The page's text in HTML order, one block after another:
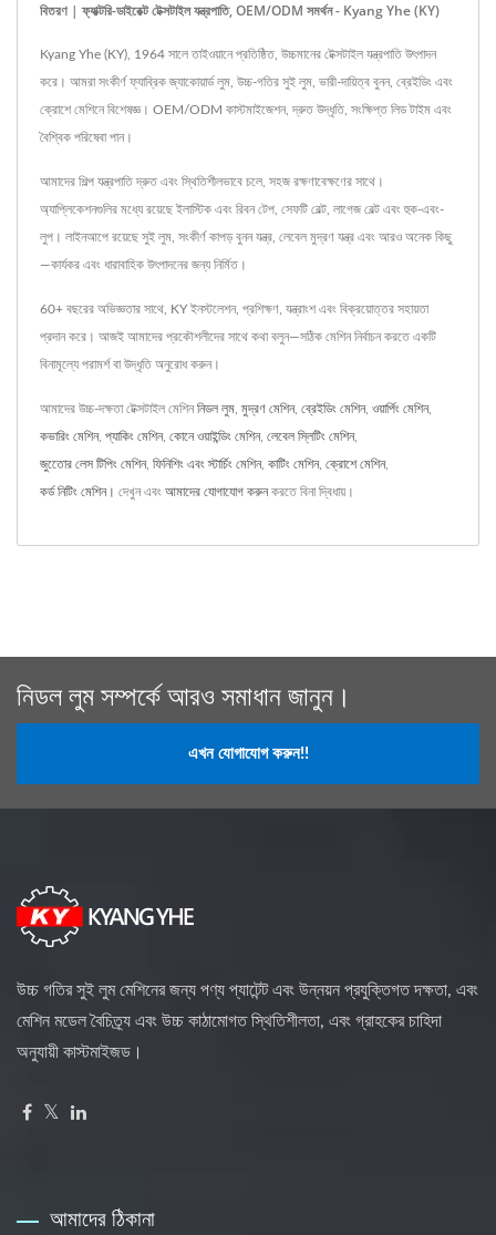
বিতরণ | ফ্যাক্টরি-ডাইরেক্ট টেক্সটাইল যন্ত্রপাতি, OEM/ODM সমর্থন - Kyang Yhe (KY)
Kyang Yhe (KY), 1964 সালে তাইওয়ানে প্রতিষ্ঠিত, উচ্চমানের টেক্সটাইল যন্ত্রপাতি উৎপাদন
করে। আমরা সংকীর্ণ ফ্যাব্রিক জ্যাকোয়ার্ড লুম, উচ্চ-গতির সুই লুম, ভারী-দায়িত্ব বুনন, ব্রেইডিং এবং
ক্রোশে মেশিনে বিশেষজ্ঞ। OEM/ODM কাস্টমাইজেশন, দ্রুত উদ্ধৃতি, সংক্ষিপ্ত লিড টাইম এবং
বৈশ্বিক পরিষেবা পান।
আমাদের শিল্প যন্ত্রপাতি দ্রুত এবং স্থিতিশীলভাবে চলে, সহজ রক্ষণাবেক্ষণের সাথে।
অ্যাপ্লিকেশনগুলির মধ্যে রয়েছে ইলাস্টিক এবং রিবন টেপ, সেফটি বেল্ট, লাগেজ বেল্ট এবং হুক-এবং-
লুপ। লাইনআপে রয়েছে সুই লুম, সংকীর্ণ কাপড় বুনন যন্ত্র, লেবেল মুদ্রণ যন্ত্র এবং আরও অনেক কিছু
—কার্যকর এবং ধারাবাহিক উৎপাদনের জন্য নির্মিত।
60+ বছরের অভিজ্ঞতার সাথে, KY ইনস্টলেশন, প্রশিক্ষণ, যন্ত্রাংশ এবং বিক্রয়োত্তর সহায়তা
প্রদান করে। আজই আমাদের প্রকৌশলীদের সাথে কথা বলুন—সঠিক মেশিন নির্বাচন করতে একটি
বিনামূল্যে পরামর্শ বা উদ্ধৃতি অনুরোধ করুন।
আমাদের উচ্চ-দক্ষতা টেক্সটাইল মেশিননিডল লুম মুদ্রণ মেশিন, ব্রেইডিং মেশিন, ওয়ার্পিং মেশিন,
কভারিং মেশিন, প্যাকিং মেশিন, কোনে ওয়াইন্ডিং মেশিন, লেবেল স্লিটিং মেশিন,
জুতোের লেস টিপিং মেশিন, ফিনিশিং এবং স্টার্চিং মেশিন, কাটিং মেশিন, ক্রোশে মেশিন,
কর্ড নিটিং মেশিন। দেখুন এবং আমাদের যোগাযোগ করুনকরতে বিনা দ্বিধায়।
নিডল লুম সম্পর্কে আরও সমাধান জানুন।
এখন যোগাযোগ করুন!!
উচ্চ গতির সুই লুম মেশিনের জন্য পণ্য প্যাটেন্ট এবং উন্নয়ন প্রযুক্তিগত দক্ষতা, এবং
মেশিন মডেল বৈচিত্র্য এবং উচ্চ কাঠামোগত স্থিতিশীলতা, এবং গ্রাহকের চাহিদা
অনুযায়ী কাস্টমাইজড।
আমাদের ঠিকানা